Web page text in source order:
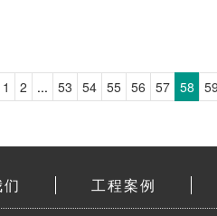
1 2 ... 53 54 55 56 57 58 59
工程案例